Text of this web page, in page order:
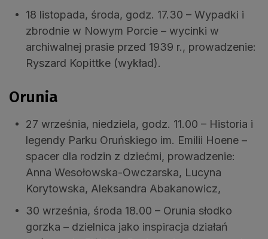
18 listopada, środa, godz. 17.30 – Wypadki i
zbrodnie w Nowym Porcie – wycinki w
archiwalnej prasie przed 1939 r., prowadzenie:
Ryszard Kopittke (wykład).
Orunia
27 września, niedziela, godz. 11.00 – Historia i
legendy Parku Oruńskiego im. Emilii Hoene –
spacer dla rodzin z dziećmi, prowadzenie:
Anna Wesołowska-Owczarska, Lucyna
Korytowska, Aleksandra Abakanowicz,
30 września, środa 18.00 – Orunia słodko
gorzka – dzielnica jako inspiracja działań